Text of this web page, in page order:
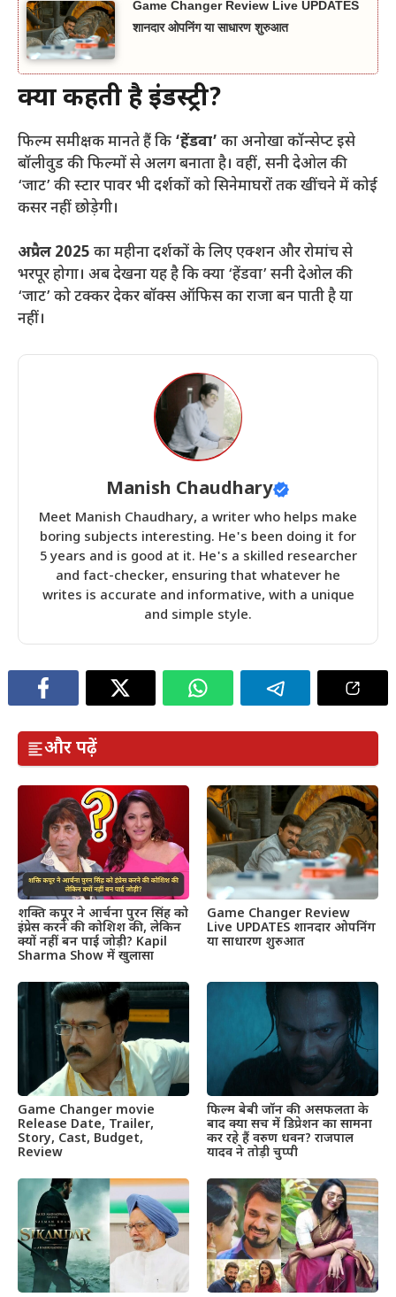
Game Changer Review Live UPDATES
शानदार ओपनिंग या साधारण शुरुआत
क्या कहती है इंडस्ट्री?
फिल्म समीक्षक मानते हैं कि ‘हेंडवा’ का अनोखा कॉन्सेप्ट इसे
बॉलीवुड की फिल्मों से अलग बनाता है। वहीं, सनी देओल की
‘जाट’ की स्टार पावर भी दर्शकों को सिनेमाघरों तक खींचने में कोई
कसर नहीं छोड़ेगी।
अप्रैल 2025 का महीना दर्शकों के लिए एक्शन और रोमांच से
भरपूर होगा। अब देखना यह है कि क्या ‘हेंडवा’ सनी देओल की
‘जाट’ को टक्कर देकर बॉक्स ऑफिस का राजा बन पाती है या
नहीं।
Manish Chaudhary
Meet Manish Chaudhary, a writer who helps make
boring subjects interesting. He's been doing it for
5 years and is good at it. He's a skilled researcher
and fact-checker, ensuring that whatever he
writes is accurate and informative, with a unique
and simple style.
और पढ़ें
शक्ति कपूर ने आर्चना पुरन सिंह को
इंप्रेस करने की कोशिश की, लेकिन
क्यों नहीं बन पाई जोड़ी? Kapil
Sharma Show में खुलासा
Game Changer Review
Live UPDATES शानदार ओपनिंग
या साधारण शुरुआत
Game Changer movie
Release Date, Trailer,
Story, Cast, Budget,
Review
फिल्म बेबी जॉन की असफलता के
बाद क्या सच में डिप्रेशन का सामना
कर रहे हैं वरुण धवन? राजपाल
यादव ने तोड़ी चुप्पी